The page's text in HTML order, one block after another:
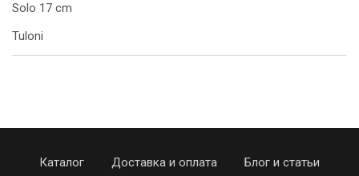
Solo 17 cm
Tuloni
Каталог Доставка и оплата
Блог и статьи